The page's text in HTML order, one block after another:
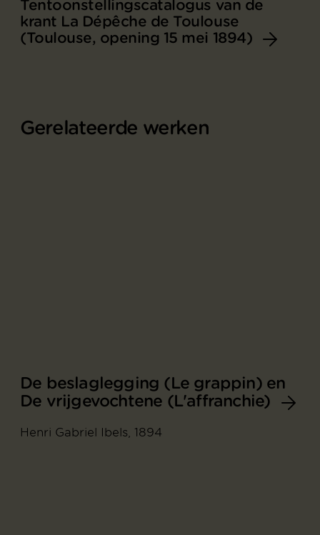
Tentoonstellingscatalogus van de
krant La Dépêche de Toulouse
(Toulouse, opening 15 mei 1894)
Gerelateerde werken
De beslaglegging (Le grappin) en
De vrijgevochtene (L'affranchie)
Henri Gabriel Ibels, 1894